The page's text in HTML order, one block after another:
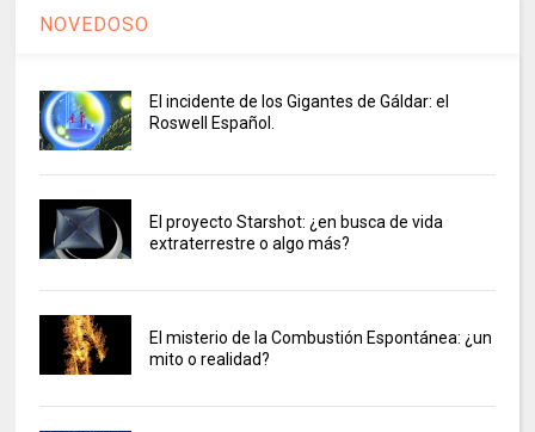
NOVEDOSO
El incidente de los Gigantes de Gáldar: el
Roswell Español.
El proyecto Starshot: ¿en busca de vida
extraterrestre o algo más?
El misterio de la Combustión Espontánea: ¿un
mito o realidad?